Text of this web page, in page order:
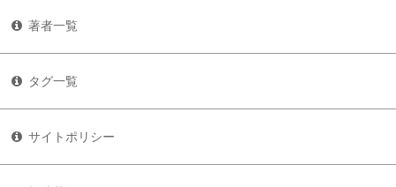
著者一覧
タグ一覧
サイトポリシー